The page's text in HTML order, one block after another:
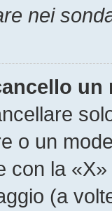
nei
un
o un
con la
(a